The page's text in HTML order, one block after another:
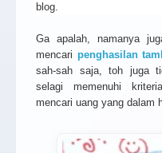
blog.
Ga apalah, namanya
mencari penghasilan
sah-sah saja, toh juga
selagi memenuhi
mencari uang yang dalam